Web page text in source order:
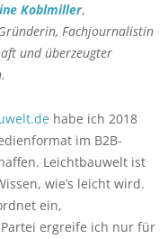
Koblmiller,
Fachjournalistin
und überzeugter
habe ich 2018
im B2B-
Leichtbauwelt ist
wie’s leicht wird.
ein,
ergreife ich nur für